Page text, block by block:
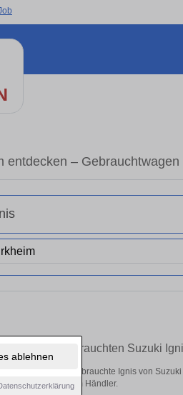
ablehnen
entdecken –
Ihren gebrauchten Suzuki
Entdecken Sie gebrauchte Ignis von
von privat und vom Händler.